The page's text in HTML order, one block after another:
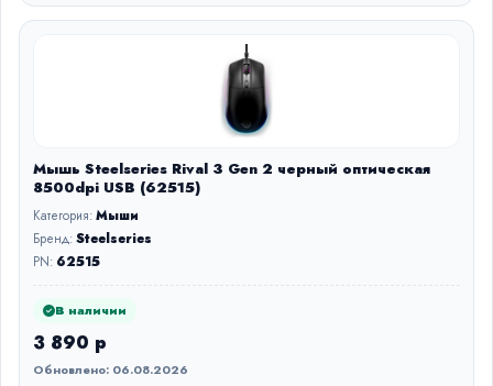
Мышь Steelseries Rival 3 Gen 2 черный оптическая
8500dpi USB (62515)
Категория:Мыши
Бренд:Steelseries
PN: 62515
В наличии
3 890 р
Обновлено: 06.08.2026